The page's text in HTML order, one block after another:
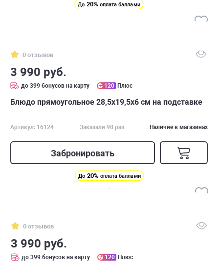
До 20% оплата баллами
0 отзывов
3 990 руб.
до 399 бонусов на карту 120 Плюс
Блюдо прямоугольное 28,5х19,5х6 см на подставке
Артикул: 16124 Заказали 98 раз Наличие в магазинах
Забронировать
До 20% оплата баллами
0 отзывов
3 990 руб.
до 399 бонусов на карту 120 Плюс